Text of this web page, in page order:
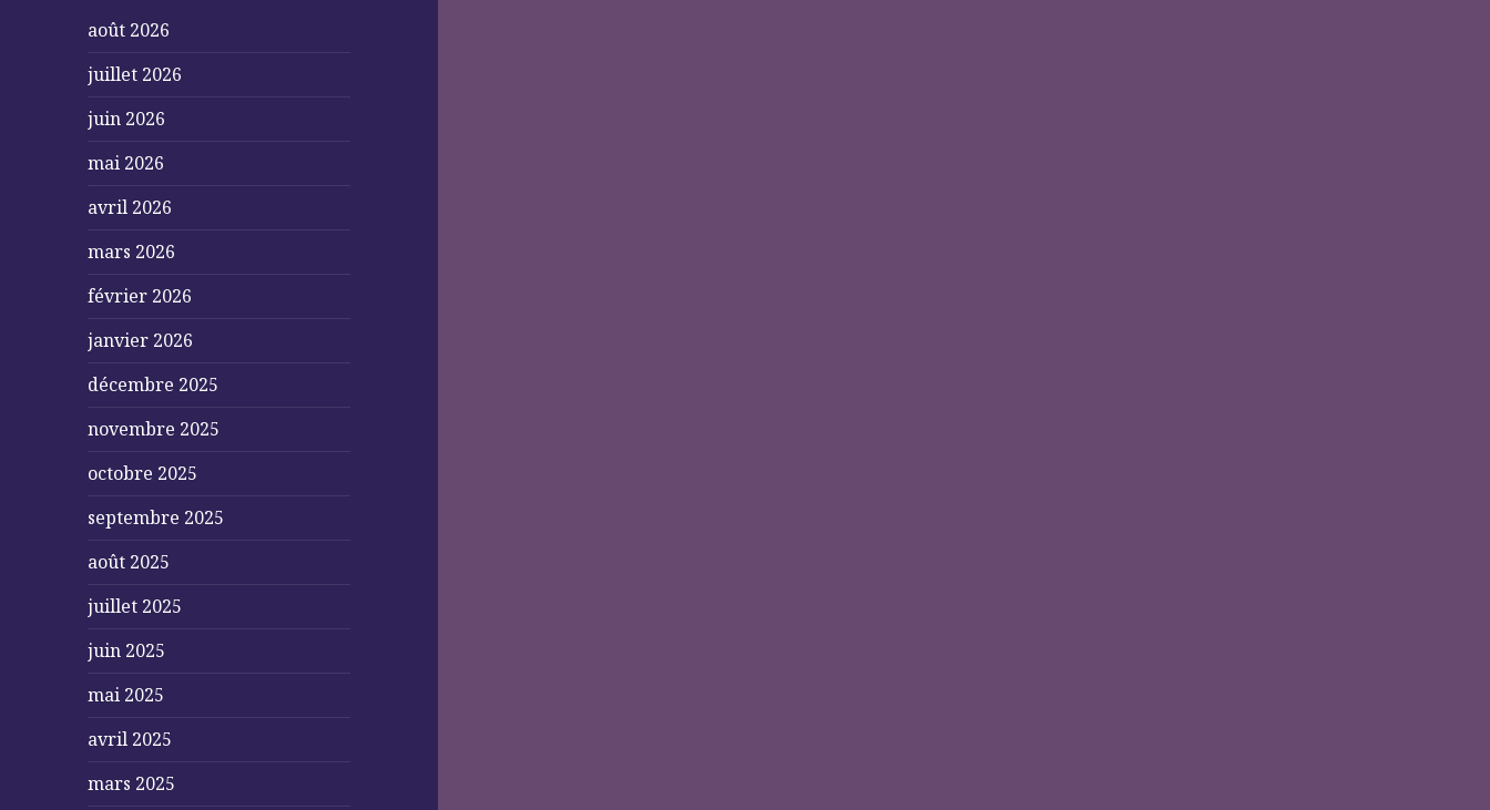
août 2026
juillet 2026
juin 2026
mai 2026
avril 2026
mars 2026
février 2026
janvier 2026
décembre 2025
novembre 2025
octobre 2025
septembre 2025
août 2025
juillet 2025
juin 2025
mai 2025
avril 2025
mars 2025